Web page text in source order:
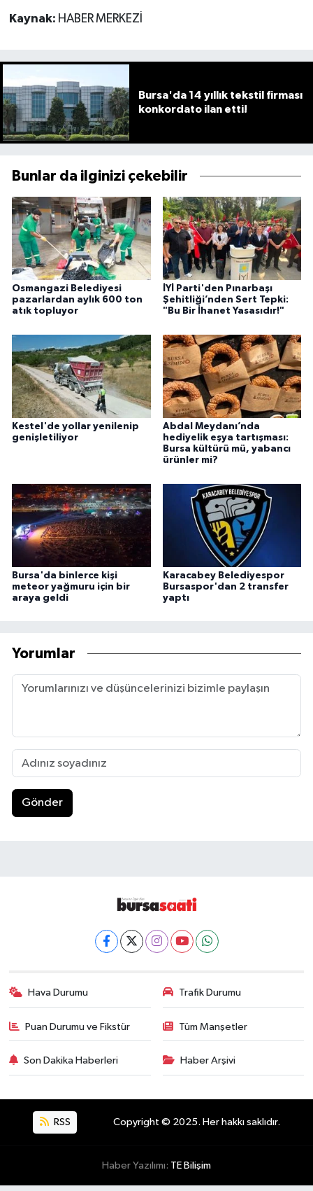
Kaynak: HABER MERKEZİ
Bursa'da 14 yıllık tekstil firması
konkordato ilan etti!
Bunlar da ilginizi çekebilir
Osmangazi Belediyesi
pazarlardan aylık 600 ton
atık topluyor
İYİ Parti'den Pınarbaşı
Şehitliği’nden Sert Tepki:
"Bu Bir İhanet Yasasıdır!"
Kestel'de yollar yenilenip
genişletiliyor
Abdal Meydanı’nda
hediyelik eşya tartışması:
Bursa kültürü mü, yabancı
ürünler mi?
Bursa'da binlerce kişi
meteor yağmuru için bir
araya geldi
Karacabey Belediyespor
Bursaspor'dan 2 transfer
yaptı
Yorumlar
Gönder
Hava Durumu Trafik Durumu
Puan Durumu ve Fikstür Tüm Manşetler
Son Dakika Haberleri Haber Arşivi
RSS Copyright © 2025. Her hakkı saklıdır.
Haber Yazılımı: TE Bilişim